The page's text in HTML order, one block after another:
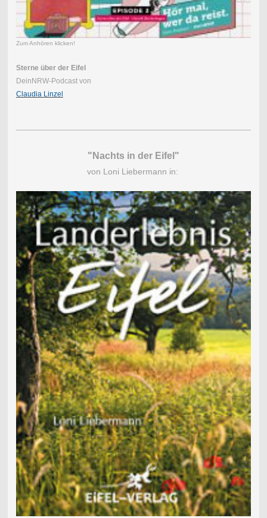
Zum Anhören klicken!
Sterne über der Eifel
DeinNRW-Podcast von
Claudia Linzel
"Nachts in der Eifel"
von Loni Liebermann in: